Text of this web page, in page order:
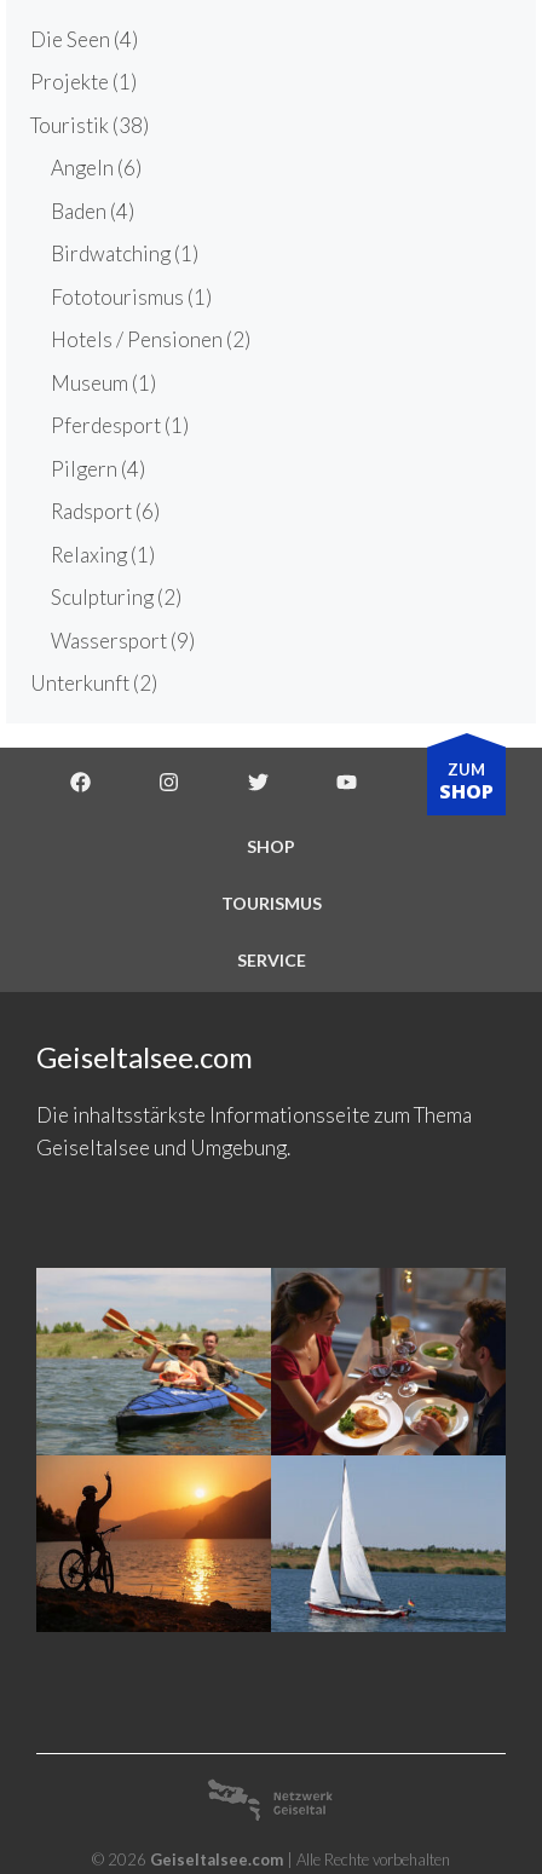
Die Seen (4)
Projekte (1)
Touristik (38)
Angeln (6)
Baden (4)
Birdwatching(1)
Fototourismus (1)
Hotels / Pensionen (2)
Museum (1)
Pferdesport(1)
Pilgern (4)
Radsport(6)
Relaxing(1)
Sculpturing(2)
Wassersport(9)
Unterkunft(2)
SHOP
TOURISMUS
SERVICE
ZUM
SHOP
Geiseltalsee.com
Die inhaltsstärkste Informationsseite zum Thema
Geiseltalsee und Umgebung.
© 2026 Geiseltalsee.com | Alle Rechte vorbehalten